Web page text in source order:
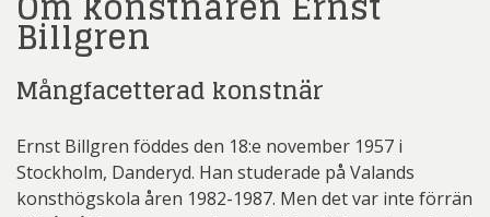
Billgren
Mångfacetterad konstnär
Ernst Billgren föddes den 18:e november 1957 i
Stockholm, Danderyd. Han studerade på Valands
konsthögskola åren 1982-1987. Men det var inte förrän